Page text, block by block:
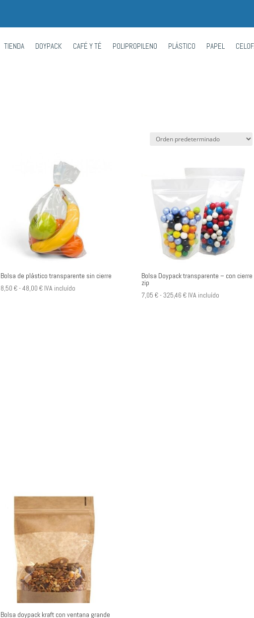
TIENDA DOYPACK CAFÉ Y TÉ POLIPROPILENO PLÁSTICO PAPEL
Bolsa de plástico transparente sin cierre
8,50 €-48,00 €Rango
IVA incluído
Bolsa Doypack transparente – con cierre
zip
7,05 €-325,46 €Rango
IVA incluído
Bolsa doypack kraft con ventana grande